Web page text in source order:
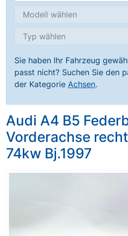
Sie haben Ihr Fahrzeug
passt nicht? Suchen Sie den
der Kategorie Achsen.
Audi A4 B5
Vorderachse
74kw Bj.1997